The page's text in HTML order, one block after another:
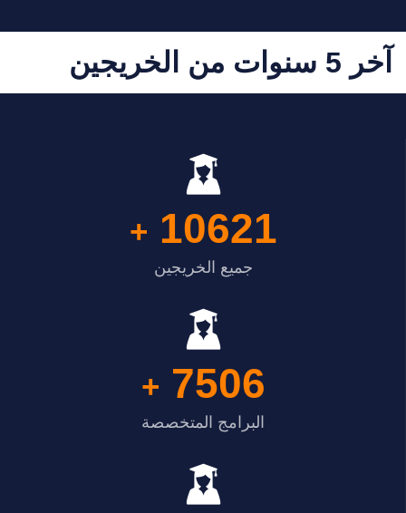
آخر 5 سنوات من الخريجين
10621
+
جميع الخريجين
7506
+
البرامج المتخصصة